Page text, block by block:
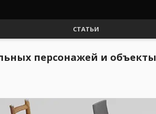
СТАТЬИ
персонажей и объекты